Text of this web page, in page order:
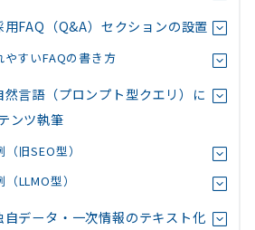
用FAQ（Q&A）セクションの設置
すいFAQの書き方
然言語（プロンプト型クエリ）に
ンツ執筆
旧SEO型）
LLMO型）
自データ・一次情報のテキスト化